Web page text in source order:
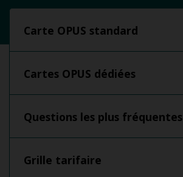
Carte OPUS standard
Cartes OPUS dédiées
Questions les plus fréquentes
Grille tarifaire